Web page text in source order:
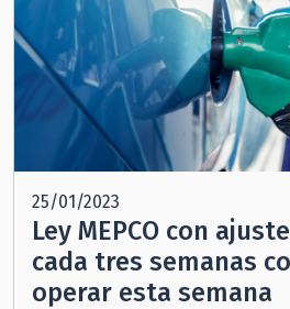
25/01/2023
Ley MEPCO con
cada tres semanas
operar esta semana